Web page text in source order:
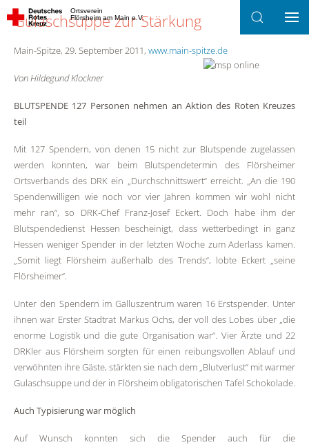
Ortsverein
Flörsheim am Main e.V.
Gulaschsuppe zur Stärkung
Main-Spitze, 29. September 2011, www.main-spitze.de
Von Hildegund Klockner
BLUTSPENDE 127 Personen nehmen an Aktion des Roten Kreuzes
teil
Mit 127 Spendern, von denen 15 nicht zur Blutspende zugelassen
werden konnten, war beim Blutspendetermin des Flörsheimer
Ortsverbands des DRK ein „Durchschnittswert“ erreicht. „An die 190
Spendenwilligen wie noch vor vier Jahren kommen wir wohl nicht
mehr ran“, so DRK-Chef Franz-Josef Eckert. Doch habe ihm der
Blutspendedienst Hessen bescheinigt, dass wetterbedingt in ganz
Hessen weniger Spender in der letzten Woche zum Aderlass kamen.
„Somit liegt Flörsheim außerhalb des Trends“, lobte Eckert „seine
Flörsheimer“.
Unter den Spendern im Galluszentrum waren 16 Erstspender. Unter
ihnen war Erster Stadtrat Markus Ochs, der voll des Lobes über „die
enorme Logistik und die gute Organisation war“. Vier Ärzte und 22
DRKler aus Flörsheim sorgten für einen reibungsvollen Ablauf und
verwöhnten ihre Gäste, stärkten sie nach dem „Blutverlust“ mit warmer
Gulaschsuppe und der in Flörsheim obligatorischen Tafel Schokolade.
Auch Typisierung war möglich
Auf Wunsch konnten sich die Spender auch für die